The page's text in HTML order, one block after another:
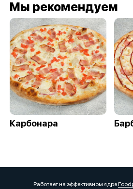
Мы рекомендуем
Карбонара
Работает на эффективном ядре